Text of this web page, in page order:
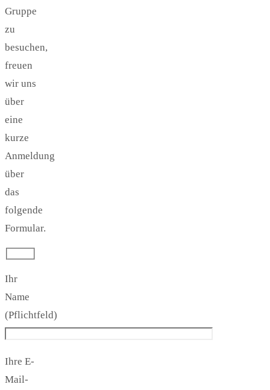
Gruppe
zu
besuchen,
freuen
wir uns
über
eine
kurze
Anmeldung
über
das
folgende
Formular.
Ihr
Name
(Pflichtfeld)
Ihre E-
Mail-